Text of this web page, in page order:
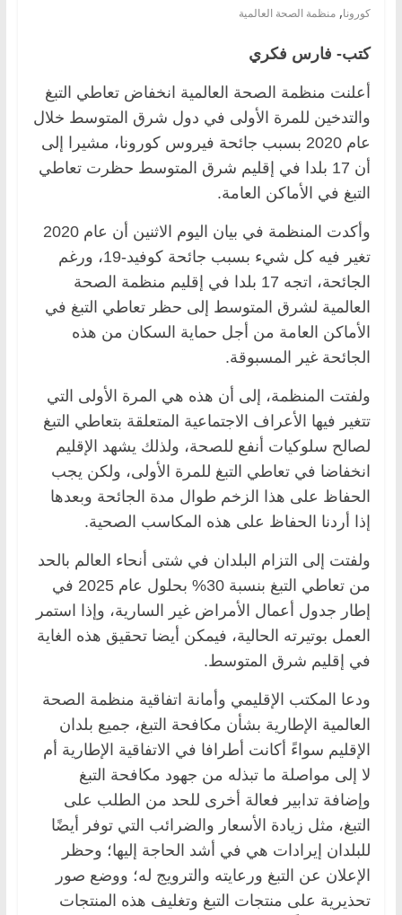
كورونا, منظمة الصحة العالمية
كتب- فارس فكري
أعلنت منظمة الصحة العالمية انخفاض تعاطي التبغ
والتدخين للمرة الأولى في دول شرق المتوسط خلال
عام 2020 بسبب جائحة فيروس كورونا، مشيرا إلى
أن 17 بلدا في إقليم شرق المتوسط حظرت تعاطي
التبغ في الأماكن العامة.
وأكدت المنظمة في بيان اليوم الاثنين أن عام 2020
تغير فيه كل شيء بسبب جائحة كوفيد-19، ورغم
الجائحة، اتجه 17 بلدا في إقليم منظمة الصحة
العالمية لشرق المتوسط إلى حظر تعاطي التبغ في
الأماكن العامة من أجل حماية السكان من هذه
الجائحة غير المسبوقة.
ولفتت المنظمة، إلى أن هذه هي المرة الأولى التي
تتغير فيها الأعراف الاجتماعية المتعلقة بتعاطي التبغ
لصالح سلوكيات أنفع للصحة، ولذلك يشهد الإقليم
انخفاضا في تعاطي التبغ للمرة الأولى، ولكن يجب
الحفاظ على هذا الزخم طوال مدة الجائحة وبعدها
إذا أردنا الحفاظ على هذه المكاسب الصحية.
ولفتت إلى التزام البلدان في شتى أنحاء العالم بالحد
من تعاطي التبغ بنسبة 30% بحلول عام 2025 في
إطار جدول أعمال الأمراض غير السارية، وإذا استمر
العمل بوتيرته الحالية، فيمكن أيضا تحقيق هذه الغاية
في إقليم شرق المتوسط.
ودعا المكتب الإقليمي وأمانة اتفاقية منظمة الصحة
العالمية الإطارية بشأن مكافحة التبغ، جميع بلدان
الإقليم سواءً أكانت أطرافا في الاتفاقية الإطارية أم
لا إلى مواصلة ما تبذله من جهود مكافحة التبغ
وإضافة تدابير فعالة أخرى للحد من الطلب على
التبغ، مثل زيادة الأسعار والضرائب التي توفر أيضًا
للبلدان إيرادات هي في أشد الحاجة إليها؛ وحظر
الإعلان عن التبغ ورعايته والترويج له؛ ووضع صور
تحذيرية على منتجات التبغ وتغليف هذه المنتجات